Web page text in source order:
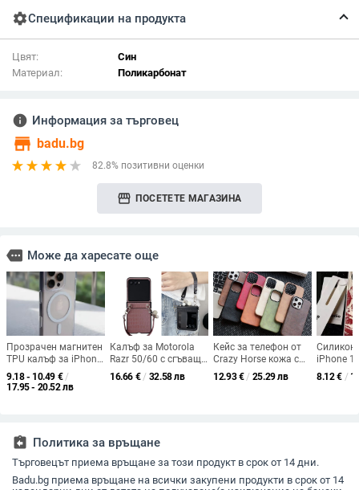
settingsСпецификации на продукта
Цвят:
Син
Материал:
Поликарбонат
info Информация за търговец
store badu.bg
82.8% позитивни оценки
storefront ПОСЕТЕТЕ МАГАЗИНА
more Може да харесате още
Прозрачен магнитен
TPU калъф за iPhone
16 Pro Max с бутон за
камера и сензорни
9.18 - 10.49€ /
17.95 - 20.52 лв
Калъф за Motorola
Razr 50/60 с сгъваща
се гривна с
крокодилски релеф
16.66 € / 32.58 лв
Кейс за телефон от
Crazy Horse кожа с
магнит за iPhone
12/12 Pro/12 Pro
12.93€ / 25.29 лв
iPhone
Pro / 12
Pro / 14
8.12€ /
assignment_return Политика за връщане
Търговецът приема връщане за този продукт в срок от 14 дни.
Badu.bg приема връщане на всички закупени продукти в срок от 14